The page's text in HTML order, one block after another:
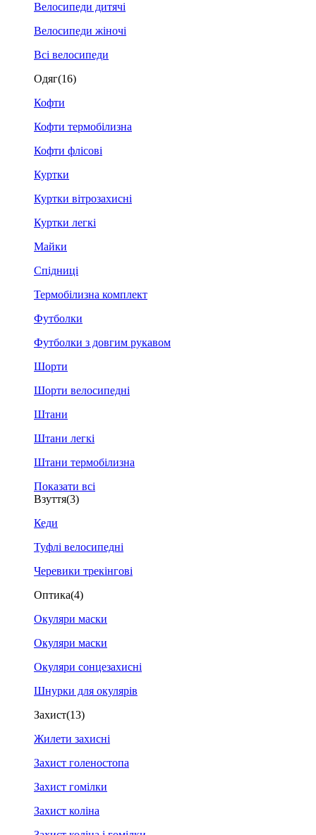
Велосипеди дитячі
Велосипеди жіночі
Всі велосипеди
Одяг(16)
Кофти
Кофти термобілизна
Кофти флісові
Куртки
Куртки вітрозахисні
Куртки легкі
Майки
Спідниці
Термобілизна комплект
Футболки
Футболки з довгим рукавом
Шорти
Шорти велосипедні
Штани
Штани легкі
Штани термобілизна
Показати всі
Взуття(3)
Кеди
Туфлі велосипедні
Черевики трекінгові
Оптика(4)
Окуляри маски
Окуляри маски
Окуляри сонцезахисні
Шнурки для окулярів
Захист(13)
Жилети захисні
Захист голеностопа
Захист гомілки
Захист коліна